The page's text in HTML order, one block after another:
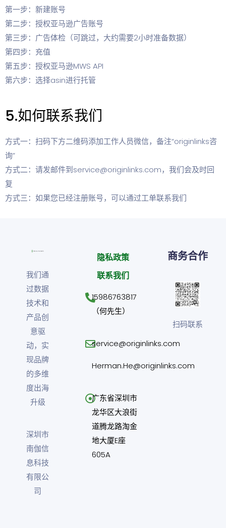
第一步：新建账号
第二步：授权亚马逊广告账号
第三步：广告体检（可跳过，大约需要2小时准备数据）
第四步：充值
第五步：授权亚马逊MWS API
第六步：选择asin进行托管
5.如何联系我们
方式一：扫码下方二维码添加工作人员微信，备注“originlinks咨
询”
方式二：请发邮件到service@originlinks.com，我们会及时回
复
方式三：如果您已经注册账号，可以通过工单联系我们
我们通
过数据
技术和
产品创
意驱
动，实
现品牌
的多维
度出海
升级
深圳市
南伽信
息科技
有限公
司
隐私政策
联系我们
15986763817
（何先生）
service@originlinks.com
Herman.He@originlinks.com
广东省深圳市
龙华区大浪街
道腾龙路淘金
地大厦E座
605A
商务合作
扫码联系